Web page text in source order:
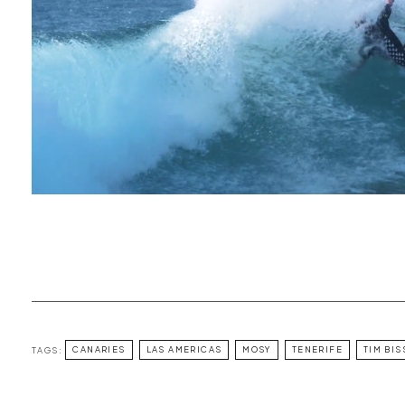
TAGS: CANARIES LAS AMERICAS MOSY TENERIFE TIM